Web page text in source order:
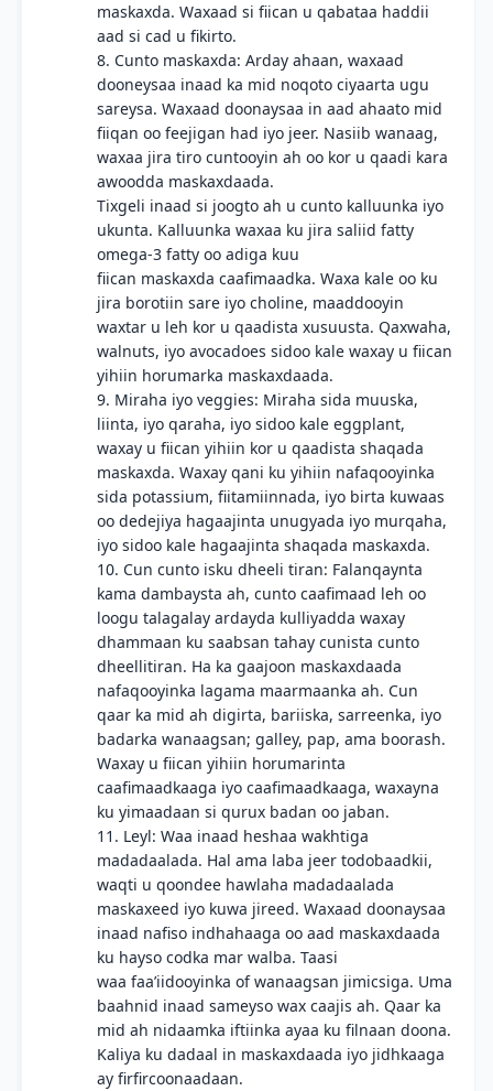
maskaxda. Waxaad si fiican u qabataa haddii
aad si cad u fikirto.
8. Cunto maskaxda: Arday ahaan, waxaad
dooneysaa inaad ka mid noqoto ciyaarta ugu
sareysa. Waxaad doonaysaa in aad ahaato mid
fiiqan oo feejigan had iyo jeer. Nasiib wanaag,
waxaa jira tiro cuntooyin ah oo kor u qaadi kara
awoodda maskaxdaada.
Tixgeli inaad si joogto ah u cunto kalluunka iyo
ukunta. Kalluunka waxaa ku jira saliid fatty
omega-3 fatty oo adiga kuu
fiican maskaxda caafimaadka. Waxa kale oo ku
jira borotiin sare iyo choline, maaddooyin
waxtar u leh kor u qaadista xusuusta. Qaxwaha,
walnuts, iyo avocadoes sidoo kale waxay u fiican
yihiin horumarka maskaxdaada.
9. Miraha iyo veggies: Miraha sida muuska,
liinta, iyo qaraha, iyo sidoo kale eggplant,
waxay u fiican yihiin kor u qaadista shaqada
maskaxda. Waxay qani ku yihiin nafaqooyinka
sida potassium, fiitamiinnada, iyo birta kuwaas
oo dedejiya hagaajinta unugyada iyo murqaha,
iyo sidoo kale hagaajinta shaqada maskaxda.
10. Cun cunto isku dheeli tiran: Falanqaynta
kama dambaysta ah, cunto caafimaad leh oo
loogu talagalay ardayda kulliyadda waxay
dhammaan ku saabsan tahay cunista cunto
dheellitiran. Ha ka gaajoon maskaxdaada
nafaqooyinka lagama maarmaanka ah. Cun
qaar ka mid ah digirta, bariiska, sarreenka, iyo
badarka wanaagsan; galley, pap, ama boorash.
Waxay u fiican yihiin horumarinta
caafimaadkaaga iyo caafimaadkaaga, waxayna
ku yimaadaan si qurux badan oo jaban.
11. Leyl: Waa inaad heshaa wakhtiga
madadaalada. Hal ama laba jeer todobaadkii,
waqti u qoondee hawlaha madadaalada
maskaxeed iyo kuwa jireed. Waxaad doonaysaa
inaad nafiso indhahaaga oo aad maskaxdaada
ku hayso codka mar walba. Taasi
waa faa’iidooyinka of wanaagsan jimicsiga. Uma
baahnid inaad sameyso wax caajis ah. Qaar ka
mid ah nidaamka iftiinka ayaa ku filnaan doona.
Kaliya ku dadaal in maskaxdaada iyo jidhkaaga
ay firfircoonaadaan.